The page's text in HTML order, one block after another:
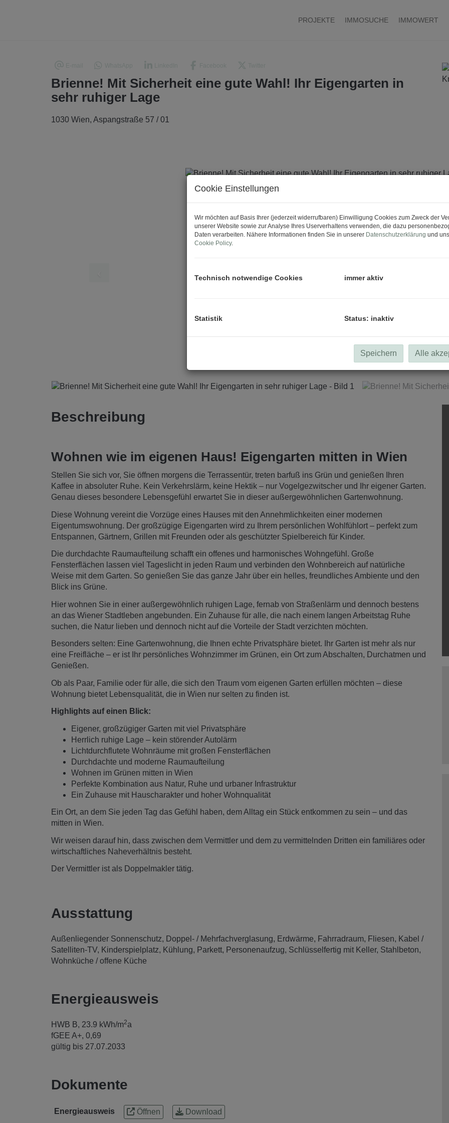
PROJEKTE IMMOSUCHE IMMOWERT
Brienne! Mit Sicherheit eine gute Wahl! Ihr Eigengarten in
sehr ruhiger Lage
1030 Wien, Aspangstraße 57 / 01
Beschreibung
Wohnen wie im eigenen Haus! Eigengarten mitten in Wien
Stellen Sie sich vor, Sie öffnen morgens die Terrassentür, treten barfuß ins Grün und genießen Ihren
Kaffee in absoluter Ruhe. Kein Verkehrslärm, keine Hektik – nur Vogelgezwitscher und Ihr eigener Garten.
Genau dieses besondere Lebensgefühl erwartet Sie in dieser außergewöhnlichen Gartenwohnung.
Diese Wohnung vereint die Vorzüge eines Hauses mit den Annehmlichkeiten einer modernen
Eigentumswohnung. Der großzügige Eigengarten wird zu Ihrem persönlichen Wohlfühlort – perfekt zum
Entspannen, Gärtnern, Grillen mit Freunden oder als geschützter Spielbereich für Kinder.
Die durchdachte Raumaufteilung schafft ein offenes und harmonisches Wohngefühl. Große
Fensterflächen lassen viel Tageslicht in jeden Raum und verbinden den Wohnbereich auf natürliche
Weise mit dem Garten. So genießen Sie das ganze Jahr über ein helles, freundliches Ambiente und den
Blick ins Grüne.
Hier wohnen Sie in einer außergewöhnlich ruhigen Lage, fernab von Straßenlärm und dennoch bestens
an das Wiener Stadtleben angebunden. Ein Zuhause für alle, die nach einem langen Arbeitstag Ruhe
suchen, die Natur lieben und dennoch nicht auf die Vorteile der Stadt verzichten möchten.
Besonders selten: Eine Gartenwohnung, die Ihnen echte Privatsphäre bietet. Ihr Garten ist mehr als nur
eine Freifläche – er ist Ihr persönliches Wohnzimmer im Grünen, ein Ort zum Abschalten, Durchatmen und
Genießen.
Ob als Paar, Familie oder für alle, die sich den Traum vom eigenen Garten erfüllen möchten – diese
Wohnung bietet Lebensqualität, die in Wien nur selten zu finden ist.
Highlights auf einen Blick:
Eigener, großzügiger Garten mit viel Privatsphäre
Herrlich ruhige Lage – kein störender Autolärm
Lichtdurchflutete Wohnräume mit großen Fensterflächen
Durchdachte und moderne Raumaufteilung
Wohnen im Grünen mitten in Wien
Perfekte Kombination aus Natur, Ruhe und urbaner Infrastruktur
Ein Zuhause mit Hauscharakter und hoher Wohnqualität
Ein Ort, an dem Sie jeden Tag das Gefühl haben, dem Alltag ein Stück entkommen zu sein – und das
mitten in Wien.
Wir weisen darauf hin, dass zwischen dem Vermittler und dem zu vermittelnden Dritten ein familiäres oder
wirtschaftliches Naheverhältnis besteht.
Der Vermittler ist als Doppelmakler tätig.
Ausstattung
Außenliegender Sonnenschutz Doppel- / Mehrfachverglasung Erdwärme Fahrradraum Fliesen
Kabel /
Satelliten-TV
Kinderspielplatz Kühlung Parkett Personenaufzug Schlüsselfertig mit Keller Stahlbeton
Wohnküche / offene Küche
Energieausweis
HWB B, 23.9 kWh/m2a
fGEE A+, 0,69
gültig bis 27.07.2033
Dokumente
Energieausweis Öffnen Download
Cookie Einstellungen
Wir möchten auf Basis Ihrer (jederzeit widerrufbaren) Einwilligung Cookies zum Zweck der
unserer Website sowie zur Analyse Ihres Userverhaltens verwenden, die dazu
Daten verarbeiten. Nähere Informationen finden Sie in unserer Datenschutzerklärung und
Cookie Policy.
Technisch notwendige Cookies immer aktiv
Statistik Status: inaktiv
Speichern Alle